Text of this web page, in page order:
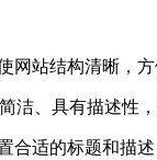
网站结构清晰，方
洁、具有描述性，
合适的标题和描述